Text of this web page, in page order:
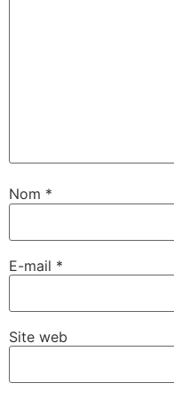
Nom *
E-mail *
Site web